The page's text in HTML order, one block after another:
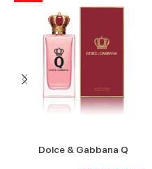
Dolce & Gabbana Q